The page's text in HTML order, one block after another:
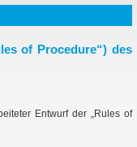
of Procedure“) des
Entwurf der „Rules of